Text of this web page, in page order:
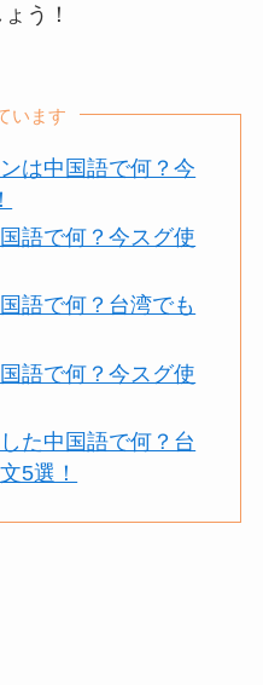
う！
います
は中国語で何？今
語で何？今スグ使
語で何？台湾でも
語で何？今スグ使
た中国語で何？台
5選！